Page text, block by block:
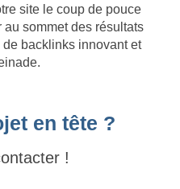
site le coup de pouce
sommet des résultats
backlinks innovant et
en tête ?
!